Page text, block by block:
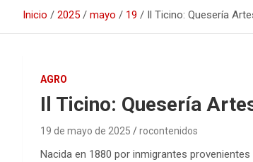
Inicio 2025 mayo 19 Il Ticino: Quesería
AGRO
Il Ticino: Quesería
19 de mayo de 2025 rocontenidos
Nacida en 1880 por inmigrantes